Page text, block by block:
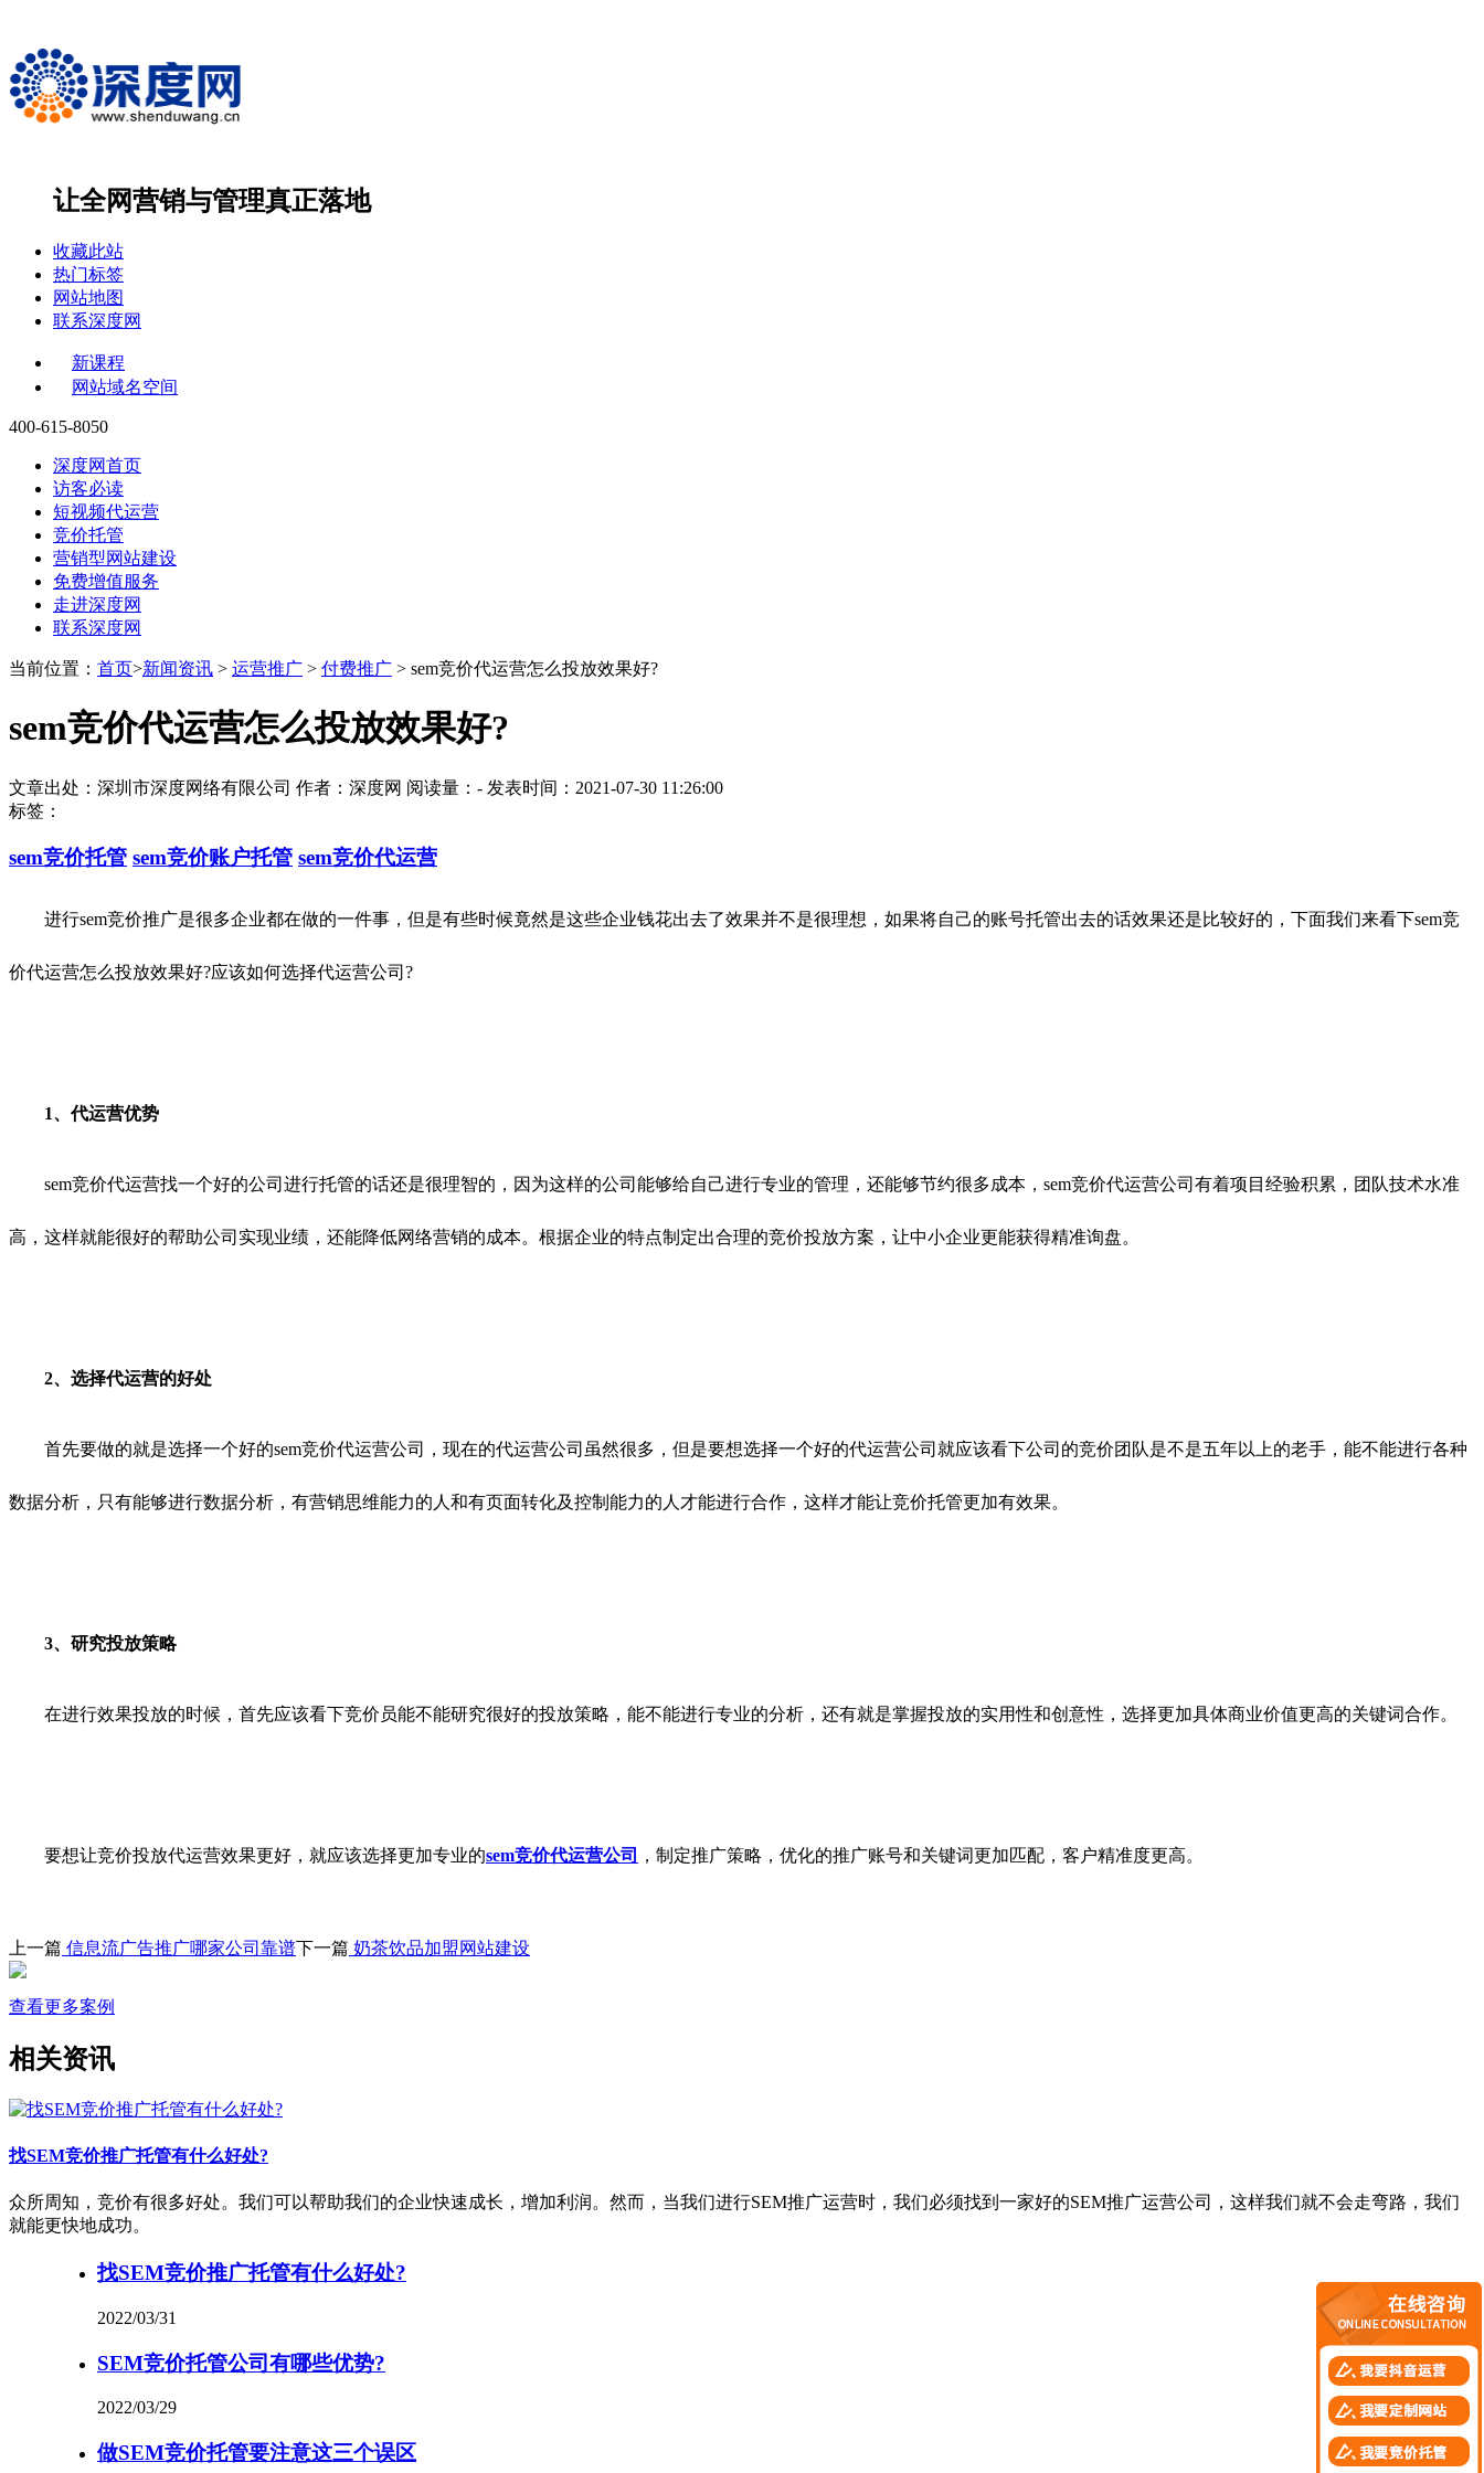
让全网营销与管理真正落地
收藏此站
热门标签
网站地图
联系深度网
新课程
网站域名空间
400-615-8050
深度网首页
访客必读
短视频代运营
竞价托管
营销型网站建设
免费增值服务
走进深度网
联系深度网
当前位置： 首页>新闻资讯 > 运营推广 > 付费推广 > sem竞价代运营怎么投放效果好?
sem竞价代运营怎么投放效果好?
文章出处：深圳市深度网络有限公司 作者：深度网 阅读量： - 发表时间：2021-07-30 11:26:00
标签：
sem竞价托管 sem竞价账户托管 sem竞价代运营
进行sem竞价推广是很多企业都在做的一件事，但是有些时候竟然是这些企业钱花出去了效果并不是很理想，如果将自己的账号托管出去的话效果还是比较好的，下面我们来看下sem竞
价代运营怎么投放效果好?应该如何选择代运营公司?
1、代运营优势
sem竞价代运营找一个好的公司进行托管的话还是很理智的，因为这样的公司能够给自己进行专业的管理，还能够节约很多成本，sem竞价代运营公司有着项目经验积累，团队技术水准
高，这样就能很好的帮助公司实现业绩，还能降低网络营销的成本。根据企业的特点制定出合理的竞价投放方案，让中小企业更能获得精准询盘。
2、选择代运营的好处
首先要做的就是选择一个好的sem竞价代运营公司，现在的代运营公司虽然很多，但是要想选择一个好的代运营公司就应该看下公司的竞价团队是不是五年以上的老手，能不能进行各种
数据分析，只有能够进行数据分析，有营销思维能力的人和有页面转化及控制能力的人才能进行合作，这样才能让竞价托管更加有效果。
3、研究投放策略
在进行效果投放的时候，首先应该看下竞价员能不能研究很好的投放策略，能不能进行专业的分析，还有就是掌握投放的实用性和创意性，选择更加具体商业价值更高的关键词合作。
要想让竞价投放代运营效果更好，就应该选择更加专业的sem竞价代运营公司 ，制定推广策略，优化的推广账号和关键词更加匹配，客户精准度更高。
上一篇 信息流广告推广哪家公司靠谱下一篇 奶茶饮品加盟网站建设
查看更多案例
相关资讯
找SEM竞价推广托管有什么好处?
众所周知，竞价有很多好处。我们可以帮助我们的企业快速成长，增加利润。然而，当我们进行SEM推广运营时，我们必须找到一家好的SEM推广运营公司，这样我们就不会走弯路，我们
就能更快地成功。
找SEM竞价推广托管有什么好处?
2022/03/31
SEM竞价托管公司有哪些优势?
2022/03/29
做SEM竞价托管要注意这三个误区